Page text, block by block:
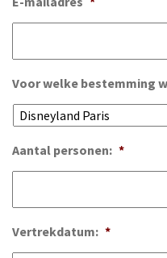
Voor welke bestemming
Aantal personen: *
Vertrekdatum: *